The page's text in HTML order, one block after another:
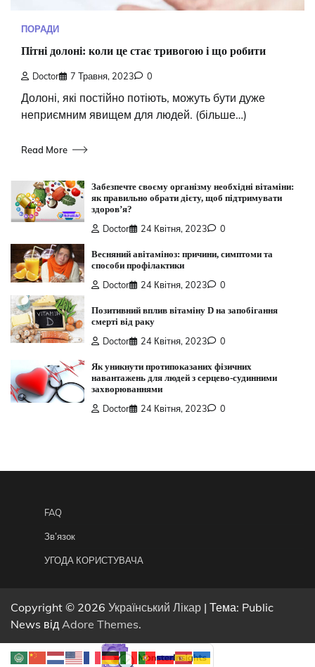
ПОРАДИ
Пітні долоні: коли це стає тривогою і що робити
Doctor 7 Травня, 2023 0
Долоні, які постійно потіють, можуть бути дуже
неприємним явищем для людей. (більше…)
Read More
Забезпечте своєму організму необхідні вітаміни:
як правильно обрати дієту, щоб підтримувати
здоров’я?
Doctor 24 Квітня, 2023 0
Весняний авітаміноз: причини, симптоми та
способи профілактики
Doctor 24 Квітня, 2023 0
Позитивний вплив вітаміну D на запобігання
смерті від раку
Doctor 24 Квітня, 2023 0
Як уникнути протипоказаних фізичних
навантажень для людей з серцево-судинними
захворюваннями
Doctor 24 Квітня, 2023 0
FAQ
Зв’язок
УГОДА КОРИСТУВАЧА
Copyright © 2026 Український Лікар | Тема: Public
News від Adore Themes.